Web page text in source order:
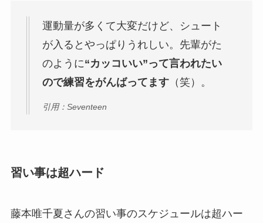
運動量が多くて大変だけど、シュート
が入るとやっぱりうれしい。先輩がた
のように“カッコいい”って言われたい
ので練習をがんばってます（笑）。
引用：Seventeen
習い事は超ハード
藤本唯千夏さんの習い事のスケジュールは超ハー